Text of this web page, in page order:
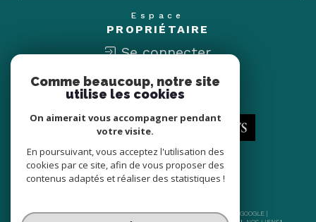
Espace
PROPRIÉTAIRE
Se connecter
Nous
ADHÉRONS
© 2026 | TOUS DROITS RÉSERVÉS | TRADUCTION POWERED BY GOOGLE |
Comme beaucoup, notre site
utilise les cookies
On aimerait vous accompagner pendant
votre visite.
En poursuivant, vous acceptez l'utilisation des
cookies par ce site, afin de vous proposer des
contenus adaptés et réaliser des statistiques !